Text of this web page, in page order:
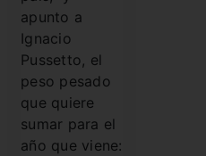
apunto a
Ignacio
Pussetto, el
peso pesado
que quiere
sumar para el
año que viene: